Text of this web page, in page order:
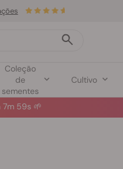
Coleção
de
sementes
Cultivo